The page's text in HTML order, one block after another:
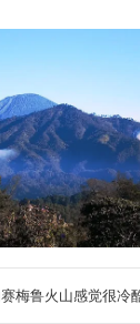
梅鲁火山感觉很冷